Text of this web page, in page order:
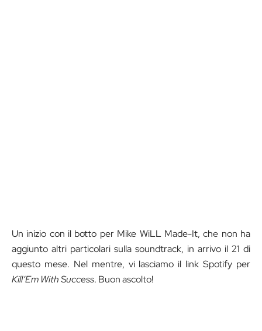
Un inizio con il botto per Mike WiLL Made-It, che non ha
aggiunto altri particolari sulla soundtrack, in arrivo il 21 di
questo mese. Nel mentre, vi lasciamo il link Spotify per
Kill’Em With Success. Buon ascolto!